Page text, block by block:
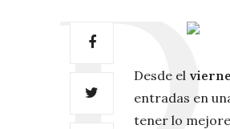
Desde el
entradas en
tener lo